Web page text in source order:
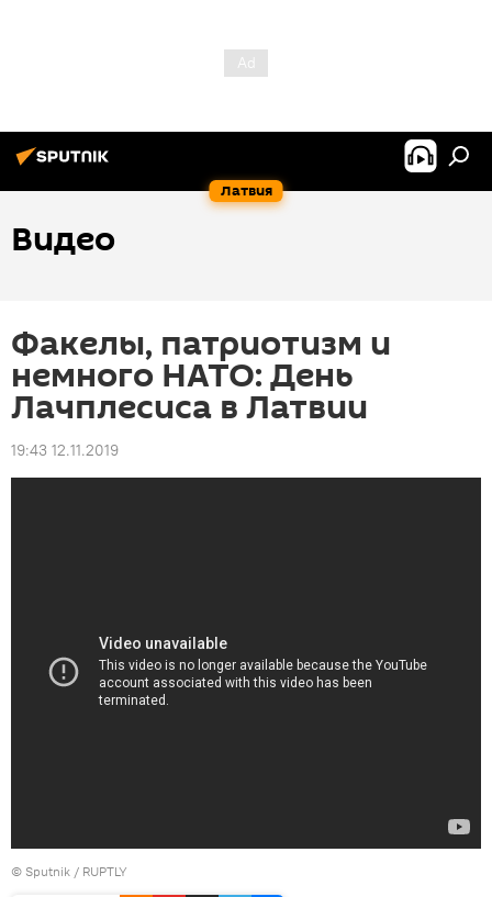
Латвия
Видео
Факелы, патриотизм и
немного НАТО: День
Лачплесиса в Латвии
19:43 12.11.2019
© Sputnik / RUPTLY